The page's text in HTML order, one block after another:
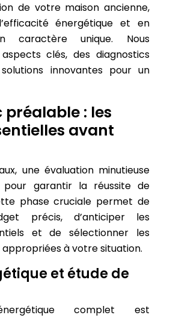
de votre maison ancienne,
énergétique et en
caractère unique. Nous
clés, des diagnostics
innovantes pour un
préalable : les
avant
une évaluation minutieuse
pour garantir la réussite de
phase cruciale permet de
précis, d’anticiper les
et de sélectionner les
appropriées à votre situation.
et étude de
complet est